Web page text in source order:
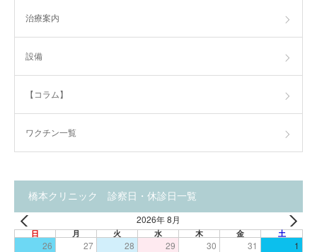
治療案内
設備
【コラム】
ワクチン一覧
橋本クリニック 診察日・休診日一覧
2026年 8月
日 月 火 水 木 金 土
26 27 28 29 30 31 1